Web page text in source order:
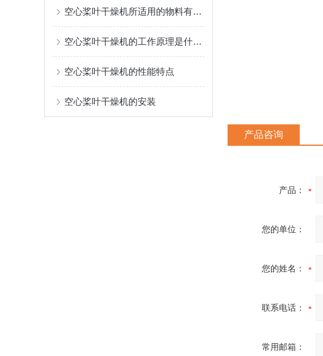
空心桨叶干燥机所适用的物料有哪些？
空心桨叶干燥机的工作原理是什么？
空心桨叶干燥机的性能特点
空心桨叶干燥机的安装
产品咨询
产品：
您的单位：
您的姓名：
联系电话：
常用邮箱：